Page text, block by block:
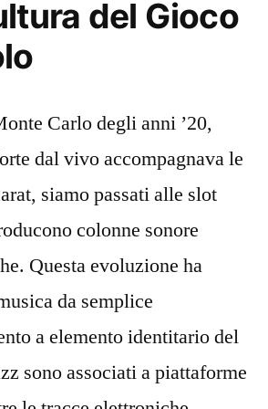
del Gioco
Carlo degli anni ’20,
dal vivo accompagnava le
siamo passati alle slot
colonne sonore
Questa evoluzione ha
da semplice
a elemento identitario del
sono associati a piattaforme